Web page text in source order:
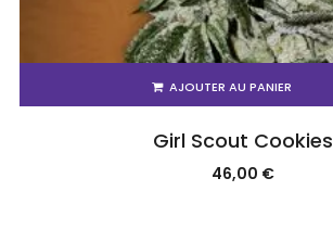
AJOUTER AU PANIER
Girl Scout Cookies
46,00 €